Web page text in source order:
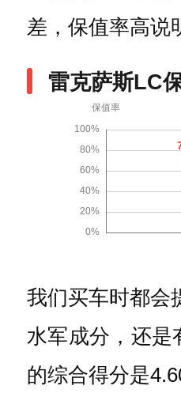
差，保值率高说
雷克萨斯LC
我们买车时都会
水军成分，还是
的综合得分是